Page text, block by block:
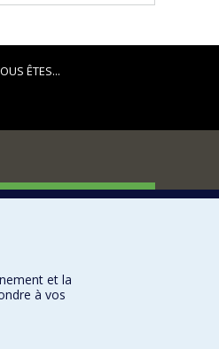
ÊTES...
ET DES SCIENCES
et cours et la
à vos